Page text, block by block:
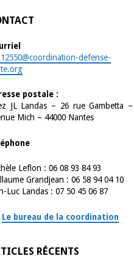
defense-
postale :
JL Landas – 26 rue Gambetta –
Mich – 44000 Nantes
Leflon : 06 08 93 84 93
Grandjean : 06 58 94 04 10
Luc Landas : 07 50 45 06 87
Le bureau de la coordination
RÉCENTS